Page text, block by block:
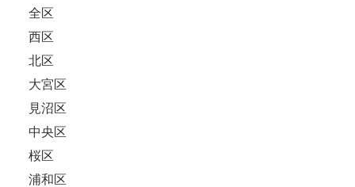
全区
西区
北区
大宮区
見沼区
中央区
桜区
浦和区